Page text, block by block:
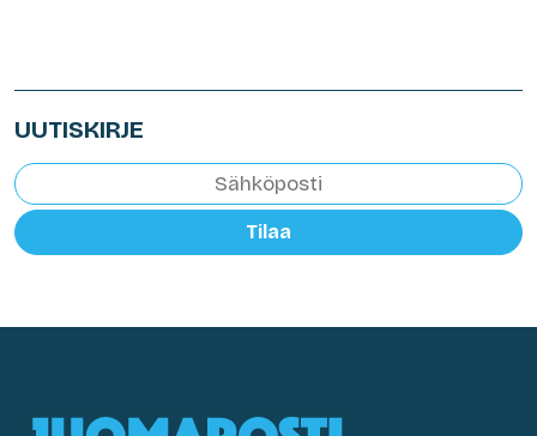
UUTISKIRJE
Tilaa